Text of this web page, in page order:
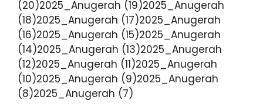
(20)2025_Anugerah (19)2025_Anugerah
(18)2025_Anugerah (17)2025_Anugerah
(16)2025_Anugerah (15)2025_Anugerah
(14)2025_Anugerah (13)2025_Anugerah
(12)2025_Anugerah (11)2025_Anugerah
(10)2025_Anugerah (9)2025_Anugerah
(8)2025_Anugerah (7)